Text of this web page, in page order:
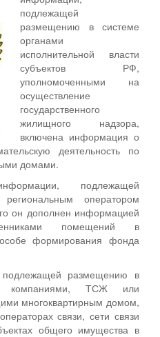
подлежащей
размещению в системе
органами
исполнительной власти
субъектов РФ,
уполномоченными на
осуществление
государственного
жилищного надзора,
включена информация о
деятельность по
домами.
подлежащей
оператором
он дополнен информацией
помещений в
формирования фонда
размещению в
компаниями, ТСЖ или
многоквартирным домом,
связи, сети связи
общего имущества в